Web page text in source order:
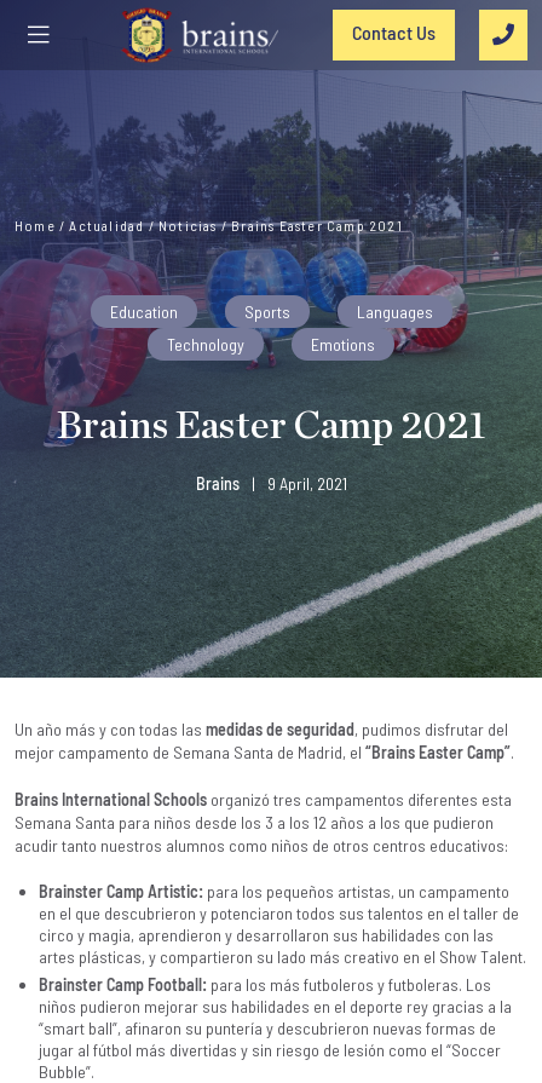
Contact Us
Home /Actualidad/Noticias/Brains Easter Camp 2021
Education Sports
Languages
Technology
Emotions
Brains Easter Camp 2021
Brains | 9 April, 2021
Un año más y con todas las medidas de seguridad, pudimos disfrutar del
mejor campamento de Semana Santa de Madrid, el “Brains Easter Camp”.
Brains International Schools organizó tres campamentos diferentes esta
Semana Santa para niños desde los 3 a los 12 años a los que pudieron
acudir tanto nuestros alumnos como niños de otros centros educativos:
Brainster Camp Artistic: para los pequeños artistas, un campamento
en el que descubrieron y potenciaron todos sus talentos en el taller de
circo y magia, aprendieron y desarrollaron sus habilidades con las
artes plásticas, y compartieron su lado más creativo en el Show Talent.
Brainster Camp Football: para los más futboleros y futboleras. Los
niños pudieron mejorar sus habilidades en el deporte rey gracias a la
“smart ball”, afinaron su puntería y descubrieron nuevas formas de
jugar al fútbol más divertidas y sin riesgo de lesión como el “Soccer
Bubble”.